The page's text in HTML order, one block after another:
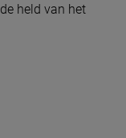
held van het